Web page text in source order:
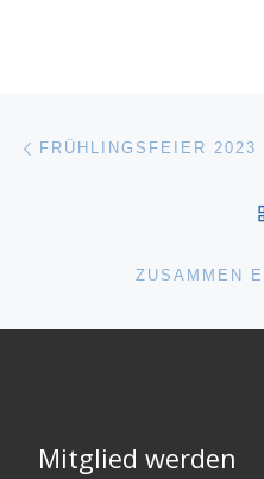
FRÜHLINGSFEIER 2023
ZUSAMMEN
Mitglied werden